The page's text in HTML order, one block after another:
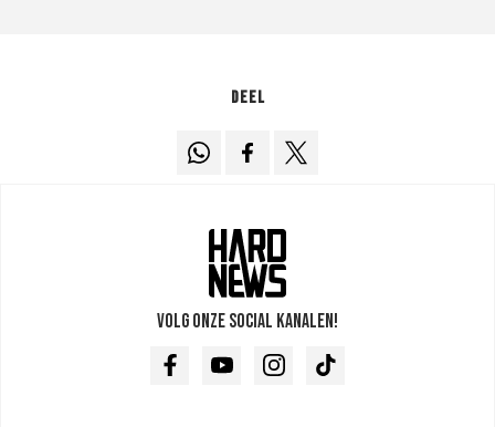
Deel
Volg onze social kanalen!
FacebookYoutubeInstagramTikTok